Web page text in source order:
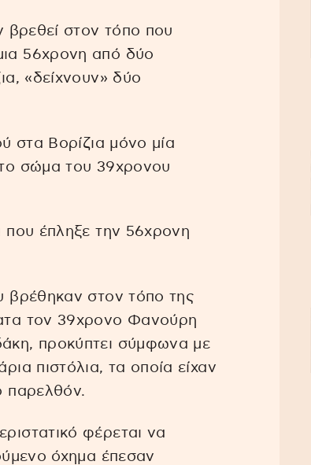
στον τόπο που
56χρονη από δύο
«δείχνουν» δύο
στα Βορίζια μόνο μία
σώμα του 39χρονου
που έπληξε την 56χρονη
βρέθηκαν στον τόπο της
τον 39χρονο Φανούρη
προκύπτει σύμφωνα με
πιστόλια, τα οποία είχαν
παρελθόν.
φέρεται να
όχημα έπεσαν